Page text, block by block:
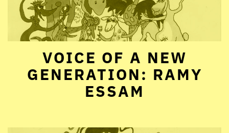
VOICE OF A NEW
GENERATION: RAMY
ESSAM